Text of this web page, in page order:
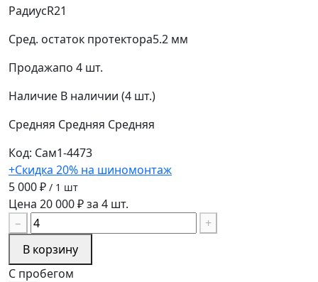
РадиусR21
Сред. остаток протектора5.2 мм
Продажапо 4 шт.
Наличие В наличии (4 шт.)
Средняя Средняя Средняя
Код: Сам1-4473
+Скидка 20% на шиномонтаж
5 000 ₽ / 1 шт
Цена 20 000 ₽ за 4 шт.
−
+
В корзину
С пробегом